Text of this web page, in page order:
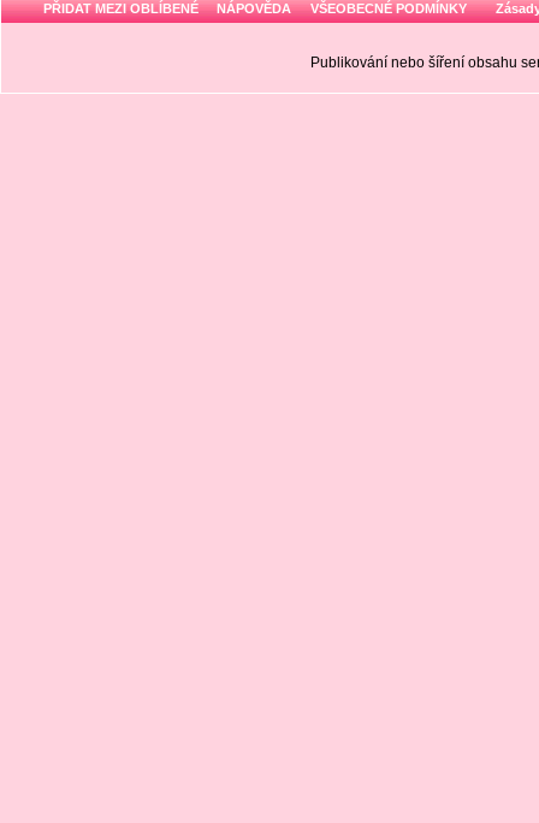
PŘIDAT MEZI OBLÍBENÉ NÁPOVĚDA VŠEOBECNÉ PODMÍNKY
Publikování nebo šíření obsahu